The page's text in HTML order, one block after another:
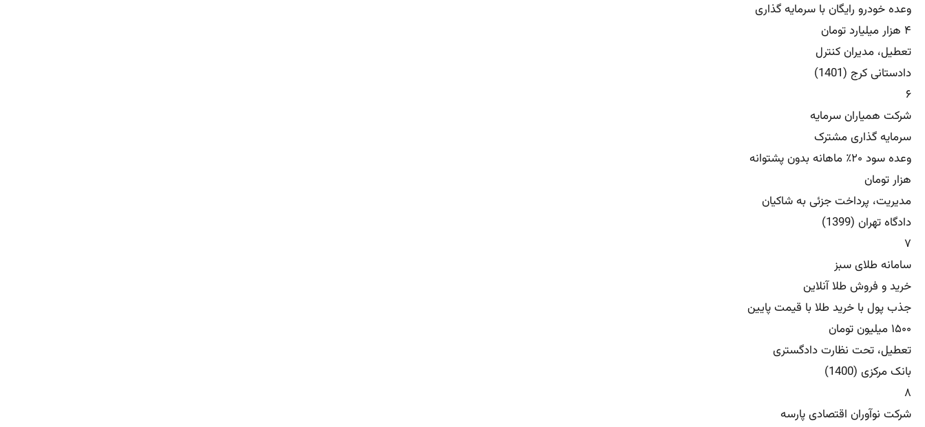
وعده خودرو رایگان با سرمایه گذاری
۴ هزار میلیارد تومان
تعطیل، مدیران کنترل
دادستانی کرج (1401)
۶
شرکت همیاران سرمایه
سرمایه گذاری مشترک
وعده سود ۲۰٪ ماهانه بدون پشتوانه
هزار تومان
مدیریت، پرداخت جزئی به شاکیان
دادگاه تهران (1399)
۷
سامانه طلای سبز
خرید و فروش طلا آنلاین
جذب پول با خرید طلا با قیمت پایین
۱۵۰۰ میلیون تومان
تعطیل، تحت نظارت دادگستری
بانک مرکزی (1400)
۸
شرکت نوآوران اقتصادی پارسه